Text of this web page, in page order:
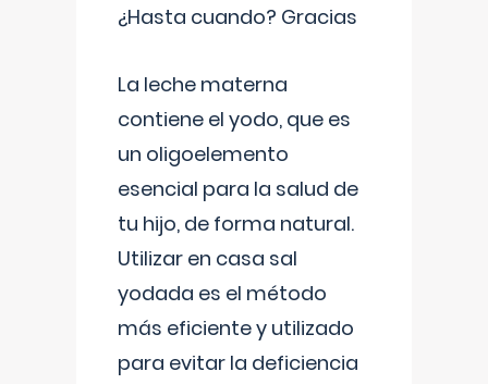
¿Hasta cuando? Gracias
La leche materna
contiene el yodo, que es
un oligoelemento
esencial para la salud de
tu hijo, de forma natural.
Utilizar en casa sal
yodada es el método
más eficiente y utilizado
para evitar la deficiencia